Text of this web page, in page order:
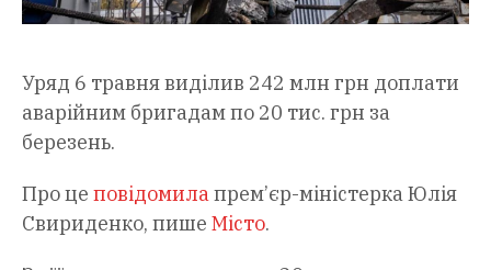
Уряд 6 травня виділив 242 млн грн доплати
аварійним бригадам по 20 тис. грн за
березень.
Про це повідомилапрем’єр-міністерка Юлія
Свириденко, пише Місто.